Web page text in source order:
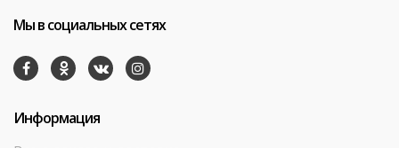
Мы в социальных сетях
Информация